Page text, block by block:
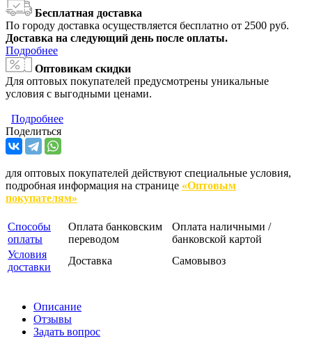
Бесплатная доставка
По городу доставка осуществляется бесплатно от 2500 руб.
Доставка на следующий день после оплаты.
Подробнее
Оптовикам скидки
Для оптовых покупателей предусмотрены уникальные
условия с выгодными ценами.
Подробнее
Поделиться
для оптовых покупателей действуют специальные условия,
подробная информация на странице «Оптовым
покупателям»
Способы
оплаты
Оплата банковским
переводом
Оплата наличными /
банковской картой
Условия
доставки
Доставка Самовывоз
Описание
Отзывы
Задать вопрос